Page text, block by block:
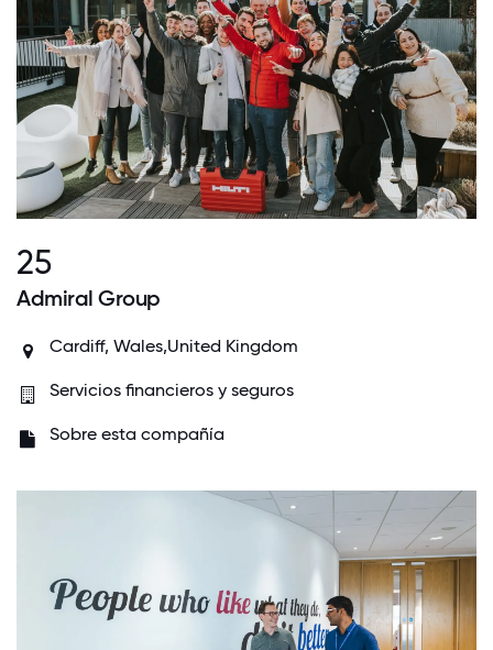
25
Admiral Group
Cardiff, Wales,United Kingdom
Servicios financieros y seguros
Sobre esta compañía